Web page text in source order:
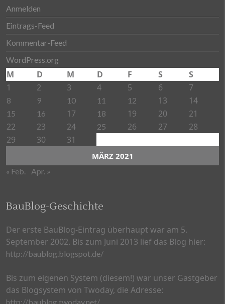
Anmelden
Eintrags-Feed
Kommentar-Feed
WordPress.org
MÄRZ 2021
M D M D F S
S
1
2 3 4 5 6 7
8 9 10 11 12 13 14
15 16 17 18 19 20
21
22
23 24 25 26 27
28
29
30 31
« Feb. Apr. »
BauBlog-Geschichte
Der erste BauBlog-Eintrag überhaupt war am 5.
September 2002. Bis zum Juni 2013 lief das Blog hier:
http://baublog.blogspot.de/
Bis zum eigenen System (diesem!) war unser Gastgeber
das Blogsystem von Twoday, die Adresse:
http://baublog.twoday.net/